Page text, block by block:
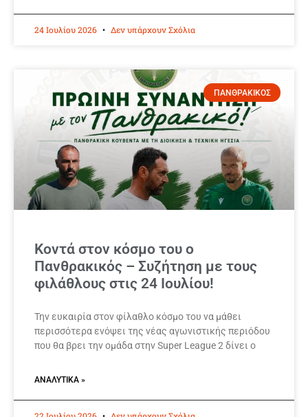
24 Ιουλίου 2026 Δεν υπάρχουν Σχόλια
ΠΑΝΘΡΑΚΙΚΟΣ
Κοντά στον κόσμο του ο
Πανθρακικός – Συζήτηση με τους
φιλάθλους στις 24 Ιουλίου!
Την ευκαιρία στον φίλαθλο κόσμο του να μάθει
περισσότερα ενόψει της νέας αγωνιστικής περιόδου
που θα βρει την ομάδα στην Super League 2 δίνει ο
ΑΝΑΛΥΤΙΚΆ »